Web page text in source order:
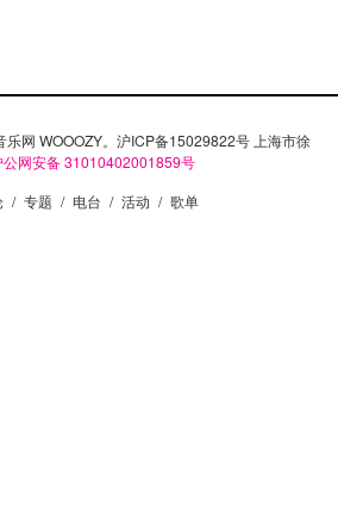
网 WOOOZY。沪ICP备15029822号 上海市徐
公网安备 31010402001859号
/ 专题 / 电台 / 活动 / 歌单